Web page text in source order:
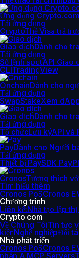
Ứng dụng Crypto.com
Tải ứng dụng
CryptoThẻ Visa trả
Giao dịchDành cho
Tải ứng dụng
Sổ lệnh spotAPI Giao
CLITradingView
OnchainDành cho
Tải ứng dụng
SwapStakeXem
Giao dịchDành cho
Tải ứng dụng
Tổ chứcLưu kýAPI và
PayDành cho Người
Tải ứng dụng
Thiết bị PaySDK Pay
CronosTương thích
Tìm hiểu thêm
Cronos PoSCronos
Chương trình
Liên kếtNhà tạo lập
Crypto.com
Về Chúng TôiTin tức
kiệnNghề nghiệpĐối
Nhà phát triển
Cronos PoSCronos
nhân AIMCP Servers